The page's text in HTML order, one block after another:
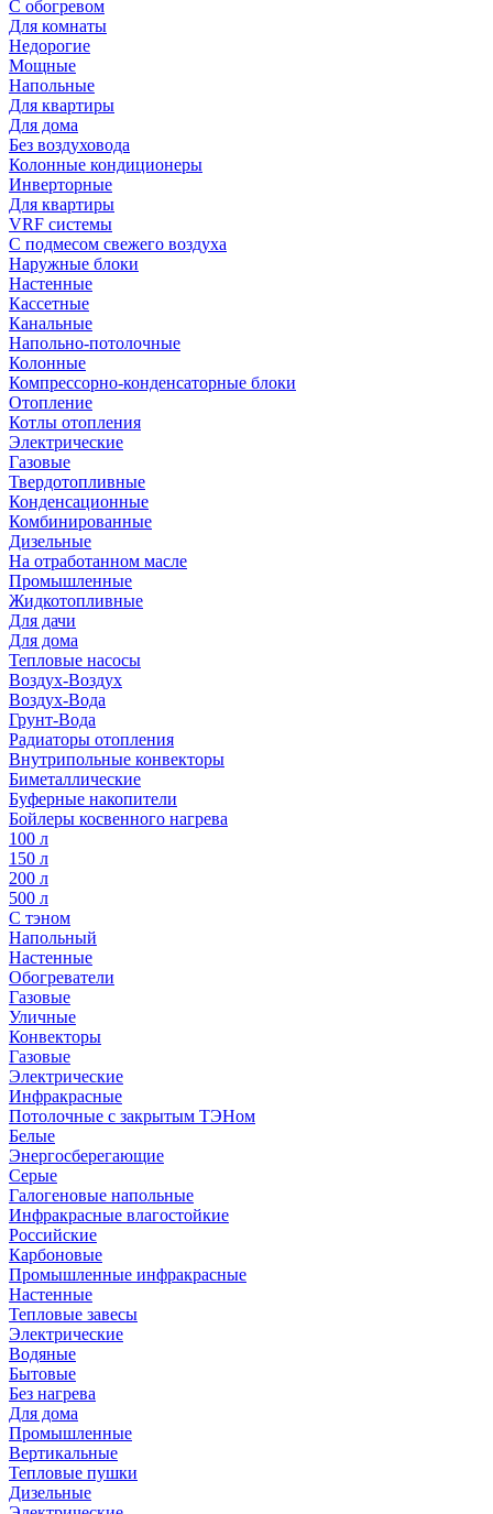
С обогревом
Для комнаты
Недорогие
Мощные
Напольные
Для квартиры
Для дома
Без воздуховода
Колонные кондиционеры
Инверторные
Для квартиры
VRF системы
С подмесом свежего воздуха
Наружные блоки
Настенные
Кассетные
Канальные
Напольно-потолочные
Колонные
Компрессорно-конденсаторные блоки
Отопление
Котлы отопления
Электрические
Газовые
Твердотопливные
Конденсационные
Комбинированные
Дизельные
На отработанном масле
Промышленные
Жидкотопливные
Для дачи
Для дома
Тепловые насосы
Воздух-Воздух
Воздух-Вода
Грунт-Вода
Радиаторы отопления
Внутрипольные конвекторы
Биметаллические
Буферные накопители
Бойлеры косвенного нагрева
100 л
150 л
200 л
500 л
С тэном
Напольный
Настенные
Обогреватели
Газовые
Уличные
Конвекторы
Газовые
Электрические
Инфракрасные
Потолочные с закрытым ТЭНом
Белые
Энергосберегающие
Серые
Галогеновые напольные
Инфракрасные влагостойкие
Российские
Карбоновые
Промышленные инфракрасные
Настенные
Тепловые завесы
Электрические
Водяные
Бытовые
Без нагрева
Для дома
Промышленные
Вертикальные
Тепловые пушки
Дизельные